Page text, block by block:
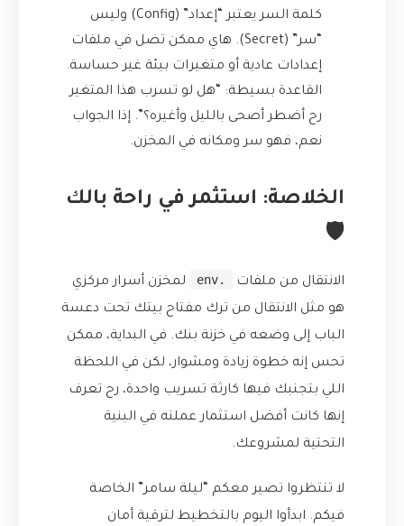
كلمة السر يعتبر “إعداد” (Config) وليس
“سر” (Secret). هاي ممكن تضل في ملفات
إعدادات عادية أو متغيرات بيئة غير حساسة.
القاعدة بسيطة: “هل لو تسرب هذا المتغير
رح أضطر أصحى بالليل وأغيره؟”. إذا الجواب
نعم، فهو سر ومكانه في المخزن.
الخلاصة: استثمر في راحة بالك
🛡️
الانتقال من ملفات .env
لمخزن أسرار مركزي
هو مثل الانتقال من ترك مفتاح بيتك تحت دعسة
الباب إلى وضعه في خزنة بنك. في البداية، ممكن
تحس إنه خطوة زيادة ومشوار، لكن في اللحظة
اللي بتجنبك فيها كارثة تسريب واحدة، رح تعرف
إنها كانت أفضل استثمار عملته في البنية
التحتية لمشروعك.
لا تنتظروا تصير معكم “ليلة سامر” الخاصة
فيكم. ابدأوا اليوم بالتخطيط لترقية أمان